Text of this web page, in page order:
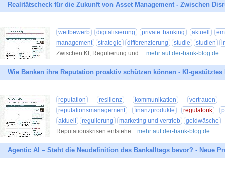
Realitätscheck für die Zukunft von Asset Management - Zwischen
wettbewerb digitalisierung private banking aktuell
management
strategie differenzierung studie studien
Zwischen KI, Regulierung und ... mehr auf der-bank-blog.de
Wie Banken ihre Reputation proaktiv schützen können - KI-gestütztes
reputation resilienz kommunikation
vertrauen
reputationsmanagement
finanzprodukte regulatorik
aktuell
regulierung marketing und vertrieb
geldwäsche
Reputationskrisen entstehe... mehr auf der-bank-blog.de
Agentic AI – Steht die Neudefinition des Bankalltags bevor? - Neue